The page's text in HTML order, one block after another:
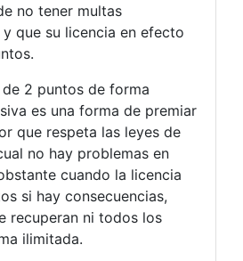
no tener multas
que su licencia en efecto
2 puntos de forma
es una forma de premiar
que respeta las leyes de
no hay problemas en
cuando la licencia
si hay consecuencias,
recuperan ni todos los
ilimitada.